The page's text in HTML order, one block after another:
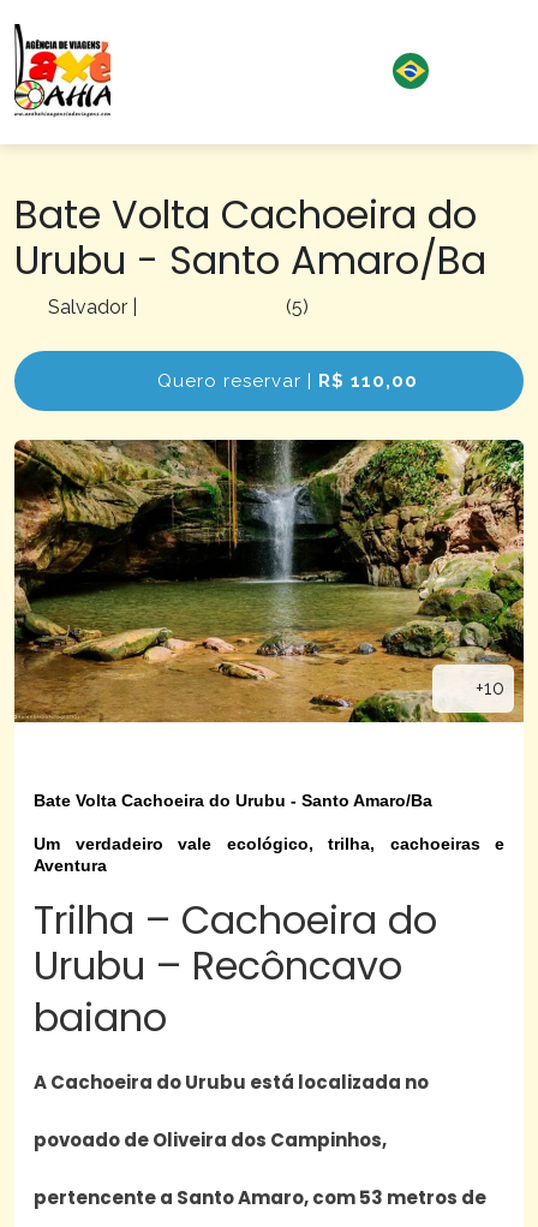
Bate Volta Cachoeira do
Urubu - Santo Amaro/Ba
Salvador (5)
Quero reservar | R$ 110,00
+10
Bate Volta Cachoeira do Urubu - Santo Amaro/Ba
Um verdadeiro vale ecológico, trilha, cachoeiras e
Aventura
Trilha – Cachoeira do
Urubu – Recôncavo
baiano
A Cachoeira do Urubu está localizada no
povoado de Oliveira dos Campinhos,
pertencente a Santo Amaro, com 53 metros de